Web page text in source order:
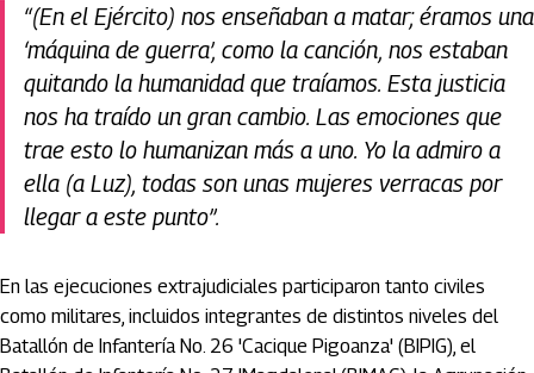
“(En el Ejército) nos enseñaban a matar; éramos una
‘máquina de guerra’, como la canción, nos estaban
quitando la humanidad que traíamos. Esta justicia
nos ha traído un gran cambio. Las emociones que
trae esto lo humanizan más a uno. Yo la admiro a
ella (a Luz), todas son unas mujeres verracas por
llegar a este punto”.
En las ejecuciones extrajudiciales participaron tanto civiles
como militares, incluidos integrantes de distintos niveles del
Batallón de Infantería No. 26 'Cacique Pigoanza' (BIPIG), el